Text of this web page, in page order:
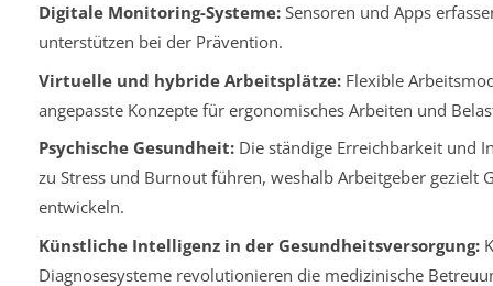
Digitale Monitoring-Systeme:Sensoren und Apps
unterstützen bei der Prävention.
Virtuelle und hybride Arbeitsplätze:Flexible
angepasste Konzepte für ergonomisches Arbeiten und
Psychische Gesundheit:Die ständige Erreichbarkeit und
zu Stress und Burnout führen, weshalb Arbeitgeber gezielt
entwickeln.
Künstliche Intelligenz in der Gesundheitsversorgung:
Diagnosesysteme revolutionieren die medizinische